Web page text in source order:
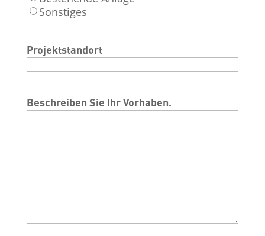
Sonstiges
Projektstandort
Beschreiben Sie Ihr Vorhaben.